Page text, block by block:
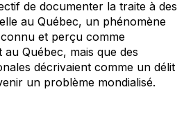
de documenter la traite à des
au Québec, un phénomène
et perçu comme
Québec, mais que des
décrivaient comme un délit
un problème mondialisé.